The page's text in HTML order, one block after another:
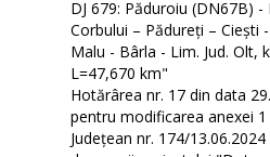
DJ 679: Păduroiu (DN67B)
Corbului – Pădureți – Ciești
Malu - Bârla - Lim. Jud. Olt,
L=47,670 km"
Hotărârea nr. 17 din data
pentru modificarea anexei
Județean nr. 174/